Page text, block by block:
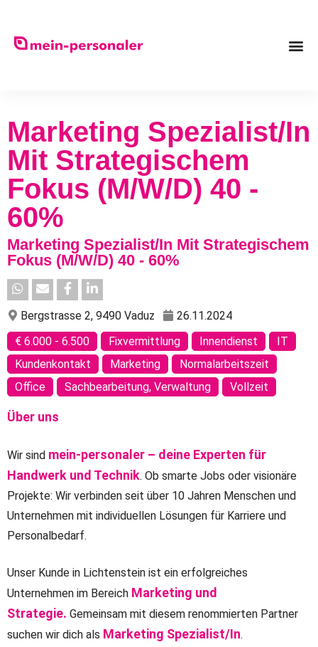
Marketing Spezialist/In
Mit Strategischem
Fokus (m/w/d) 40 -
60%
Marketing Spezialist/In Mit Strategischem
Fokus (m/w/d) 40 - 60%
Bergstrasse 2, 9490 Vaduz
26.11.2024
€ 6.000 - 6.500
Fixvermittlung Innendienst
IT
Kundenkontakt
Marketing
Normalarbeitszeit
Office
Sachbearbeitung, Verwaltung Vollzeit
Über uns
Wir sind mein-personaler – deine Experten für
Handwerk und Technik. Ob smarte Jobs oder visionäre
Projekte: Wir verbinden seit über 10 Jahren Menschen und
Unternehmen mit individuellen Lösungen für Karriere und
Personalbedarf.
Unser Kunde in Lichtenstein ist ein erfolgreiches
Unternehmen im Bereich Marketing und
Strategie. Gemeinsam mit diesem renommierten Partner
suchen wir dich als Marketing Spezialist/In.